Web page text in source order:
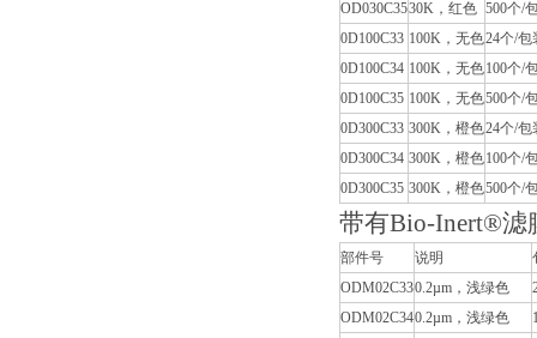
OD030C3530K，红色 500个/
0D100C33 100K，无色24个/包
0D100C34 100K，无色100个/
0D100C35 100K，无色500个/
0D300C33 300K，橙色24个/包
0D300C34 300K，橙色100个/
0D300C35 300K，橙色500个/
带有Bio-Inert®滤
部件号 说明
ODM02C330.2µm，浅绿色
ODM02C340.2µm，浅绿色